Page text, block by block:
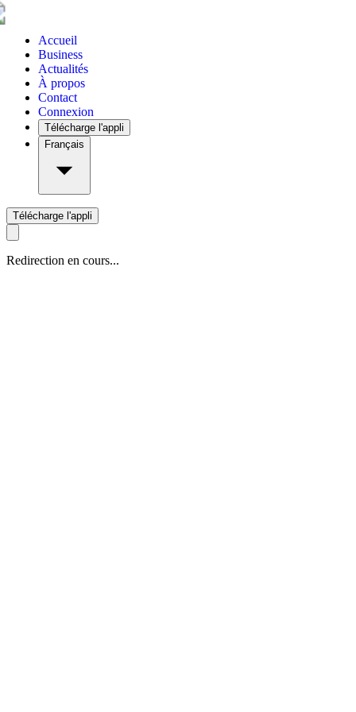
Accueil
Business
Actualités
À propos
Contact
Connexion
Télécharge l'appli
Français
Télécharge l'appli
Redirection en cours...